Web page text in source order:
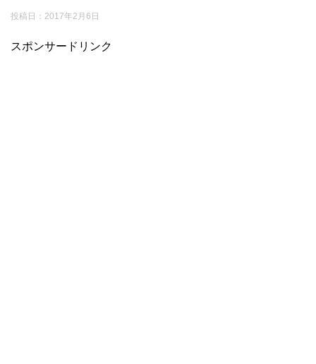
投稿日： 2017年2月6日
スポンサードリンク